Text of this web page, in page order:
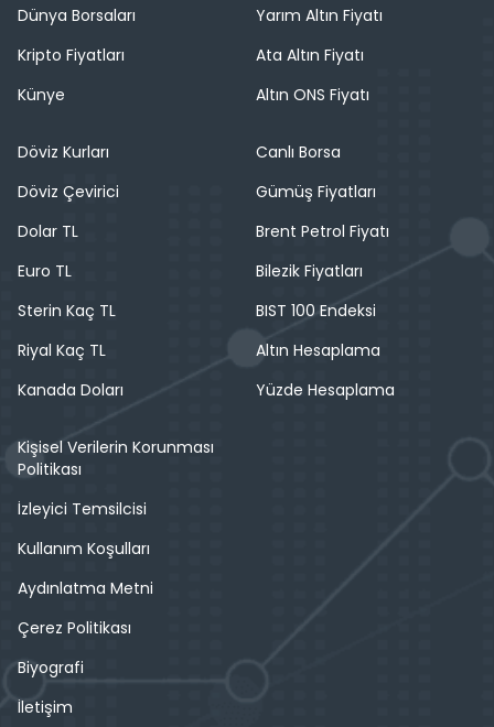
Dünya Borsaları
Kripto Fiyatları
Künye
Yarım Altın Fiyatı
Ata Altın Fiyatı
Altın ONS Fiyatı
Döviz Kurları
Döviz Çevirici
Dolar TL
Euro TL
Sterin Kaç TL
Riyal Kaç TL
Kanada Doları
Canlı Borsa
Gümüş Fiyatları
Brent Petrol Fiyatı
Bilezik Fiyatları
BIST 100 Endeksi
Altın Hesaplama
Yüzde Hesaplama
Kişisel Verilerin Korunması
Politikası
İzleyici Temsilcisi
Kullanım Koşulları
Aydınlatma Metni
Çerez Politikası
Biyografi
İletişim